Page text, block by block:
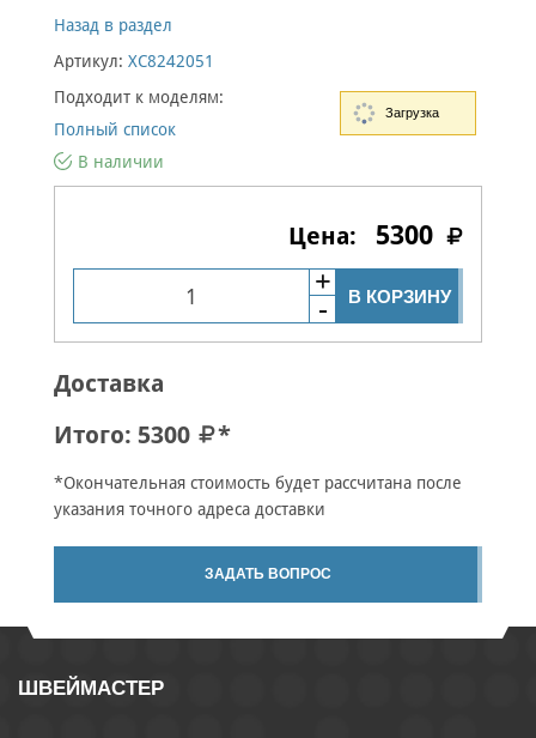
Назад в раздел
Артикул: XC8242051
Подходит к моделям:
Полный список
В наличии
5300
В КОРЗИНУ
Доставка
Итого: 5300 *
*Окончательная стоимость будет рассчитана после
указания точного адреса доставки
ЗАДАТЬ ВОПРОС
ШВЕЙМАСТЕР
Загрузка